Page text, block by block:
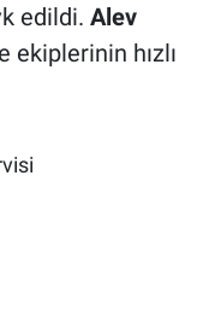
edildi. Alev
hızlı